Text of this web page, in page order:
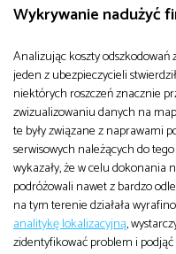
Wykrywanie nadużyć
Analizując koszty
jeden z ubezpieczycieli
niektórych roszczeń znacznie
zwizualizowaniu danych na
te były związane z naprawami
serwisowych należących do
wykazały, że w celu
podróżowali nawet z bardzo
na tym terenie działała
analitykę lokalizacyjną,
zidentyfikować problem i